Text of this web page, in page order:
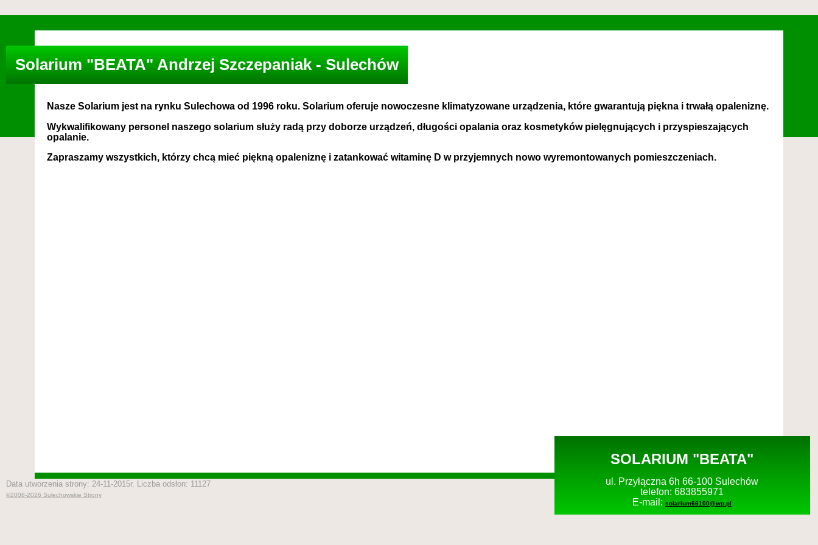
Solarium "BEATA" Andrzej Szczepaniak - Sulechów
Nasze Solarium jest na rynku Sulechowa od 1996 roku. Solarium oferuje nowoczesne klimatyzowane urządzenia, które gwarantują piękna i trwałą opaleniznę.
Wykwalifikowany personel naszego solarium służy radą przy doborze urządzeń, długości opalania oraz kosmetyków pielęgnujących i przyspieszających
opalanie.
Zapraszamy wszystkich, którzy chcą mieć piękną opaleniznę i zatankować witaminę D w przyjemnych nowo wyremontowanych pomieszczeniach.
SOLARIUM "BEATA"
ul. Przyłączna 6h 66-100 Sulechów
telefon: 683855971
E-mail:solarium66100@wp.pl
Data utworzenia strony: 24-11-2015r. Liczba odsłon: 11127
©2008-2026 Sulechowskie Strony